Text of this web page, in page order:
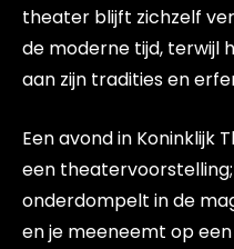
theater blijft zichzelf
de moderne tijd, terwijl
aan zijn tradities en
Een avond in Koninklijk
een
onderdompelt in de
en je meeneemt op